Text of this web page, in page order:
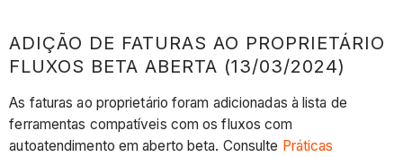
ADIÇÃO DE FATURAS AO PROPRIETÁRIO
FLUXOS BETA ABERTA (13/03/2024)
As faturas ao proprietário foram adicionadas à lista de
ferramentas compatíveis com os fluxos com
autoatendimento em aberto beta. Consulte Práticas